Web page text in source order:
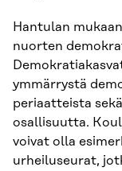
Hantulan
nuorten
ymmärrystä
periaatteista
osallisuutta.
voivat olla
urheiluseurat,